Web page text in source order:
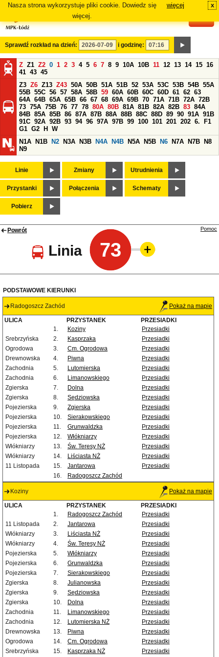
Nasza strona wykorzystuje pliki cookie. Dowiedz się
więcej.
więcej x
Sprawdź rozkład na dzień: i godzinę:
Z Z1 Z2 0 1 2 3 4 5 6 7 8 9 10A 10B 11 12 13 14 15 16
41 43 45
Z3 Z6 Z13 Z43 50A 50B 51A 51B 52 53A 53C 53B 54B 55A
55B 55C 56 57 58A 58B 59 60A 60B 60C 60D 61 62 63
64A 64B 65A 65B 66 67 68 69A 69B 70 71A 71B 72A 72B
73 75A 75B 76 77 78 80A 80B 81A 81B 82A 82B 83 84A
84B 85A 85B 86 87A 87B 88A 88B 88C 88D 89 90 91A 91B
91C 92A 92B 93 94 96 97A 97B 99 100 101 201 202 6.
F1
G1 G2 H
W
N1A
N1B N2 N3A N3B N4A N4B N5A N5B N6 N7A N7B
N8
N9
Linie Zmiany Utrudnienia
Przystanki Połączenia Schematy
Pobierz
Powrót
Linia 73
Pomoc
PODSTAWOWE KIERUNKI
Radogoszcz Zachód Pokaż na mapie
ULICA PRZYSTANEK
PRZESIADKI
1.
Koziny
Przesiadki
Srebrzyńska
2. Kasprzaka
Przesiadki
Ogrodowa
3. Cm. Ogrodowa
Przesiadki
Drewnowska
4. Piwna
Przesiadki
Zachodnia
5. Lutomierska
Przesiadki
Zachodnia
6. Limanowskiego
Przesiadki
Zgierska
7. Dolna
Przesiadki
Zgierska
8. Sędziowska
Przesiadki
Pojezierska
9. Zgierska
Przesiadki
Pojezierska
10. Sierakowskiego
Przesiadki
Pojezierska
11. Grunwaldzka
Przesiadki
Pojezierska
12. Włókniarzy
Przesiadki
Włókniarzy
13. Św. Teresy NŻ
Przesiadki
Włókniarzy
14. Liściasta NŻ
Przesiadki
11 Listopada
15. Jantarowa
Przesiadki
16.
Radogoszcz Zachód
Koziny Pokaż na mapie
ULICA PRZYSTANEK
PRZESIADKI
1.
Radogoszcz Zachód
Przesiadki
11 Listopada
2. Jantarowa
Przesiadki
Włókniarzy
3. Liściasta NŻ
Przesiadki
Włókniarzy
4. Św. Teresy NŻ
Przesiadki
Pojezierska
5. Włókniarzy
Przesiadki
Pojezierska
6. Grunwaldzka
Przesiadki
Pojezierska
7. Sierakowskiego
Przesiadki
Zgierska
8. Julianowska
Przesiadki
Zgierska
9. Sędziowska
Przesiadki
Zgierska
10. Dolna
Przesiadki
Zachodnia
11. Limanowskiego
Przesiadki
Zachodnia
12. Lutomierska NŻ
Przesiadki
Drewnowska
13. Piwna
Przesiadki
Ogrodowa
14. Cm. Ogrodowa
Przesiadki
Srebrzyńska
15. Kasprzaka NŻ Przesiadki